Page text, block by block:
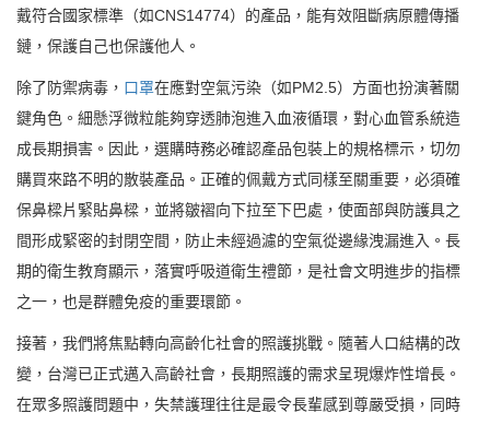
戴符合國家標準（如CNS14774）的產品，能有效阻斷病原體傳播
鏈，保護自己也保護他人。
除了防禦病毒， 口罩在應對空氣污染（如PM2.5）方面也扮演著關
鍵角色。細懸浮微粒能夠穿透肺泡進入血液循環，對心血管系統造
成長期損害。因此，選購時務必確認產品包裝上的規格標示，切勿
購買來路不明的散裝產品。正確的佩戴方式同樣至關重要，必須確
保鼻樑片緊貼鼻樑，並將皺褶向下拉至下巴處，使面部與防護具之
間形成緊密的封閉空間，防止未經過濾的空氣從邊緣洩漏進入。長
期的衛生教育顯示，落實呼吸道衛生禮節，是社會文明進步的指標
之一，也是群體免疫的重要環節。
接著，我們將焦點轉向高齡化社會的照護挑戰。隨著人口結構的改
變，台灣已正式邁入高齡社會，長期照護的需求呈現爆炸性增長。
在眾多照護問題中，失禁護理往往是最令長輩感到尊嚴受損，同時